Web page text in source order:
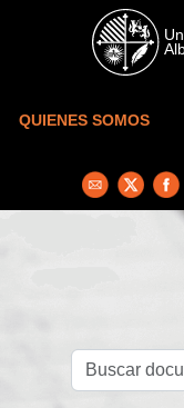
Skip to main content
QUIENES SOMOS